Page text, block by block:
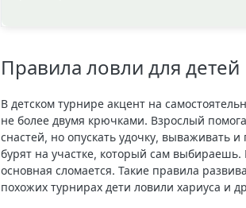
Правила ловли для детей
В детском турнире акцент на
не более двумя крючками. Взрослый
снастей, но опускать удочку, вываживать
бурят на участке, который сам
основная сломается. Такие правила
похожих турнирах дети ловили хариуса и